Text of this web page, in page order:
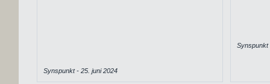
Synspunkt - 25. juni 2024
Synspunkt